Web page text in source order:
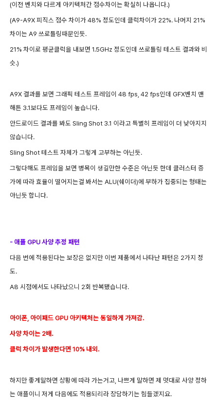
(이전 벤치와 다르게 아키텍처간 점수차이는 확실히 나옵니다.)
(A9-A9X 피직스 점수 차이가 48% 정도인데 클럭차이가 22%. 나머지 21%
차이는 A9 쓰로틀링때문인듯.
21% 차이로 평균클럭을 내보면 1.5GHz 정도인데 쓰로틀링 테스트 결과와 비
슷.)
A9X 결과를 보면 그래픽 테스트 프레임이 48 fps, 42 fps인데 GFX벤치 맨
해튼 3.1보다도 프레임이 높습니다.
안드로이드 결과를 봐도 Sling Shot 3.1 이라고 특별히 프레임이 더 낮아지지
않습니다.
Sling Shot 테스트 자체가 그렇게 고부하는 아닌듯.
그렇다해도 프레임을 보면 병목이 생길만한 수준은 아닌듯 한데 클러스터 증
가에 따라 효율이 떨어지는걸 봐서는 ALU(쉐이더)에 부하가 집중되는 형태는
아닌듯 합니다.
- 애플 GPU 사양 추정 패턴
다음 번에 적용된다는 보장은 없지만 이번 제품에서 나타난 패턴은 2가지 정
도.
A8 시점에서도 나타났으니 2회 반복됐습니다.
아이폰, 아이패드 GPU 아키텍처는 동일하게 가져감.
사양 차이는 2배.
클럭 차이가 발생한다면 10% 내외.
하지만 좋게말하면 상황에 따라 가는거고, 나쁘게 말하면 제 멋대로 사양 정하
는 애플이니 저게 다음에도 적용되리라 장담하기는 힘들겠지요.